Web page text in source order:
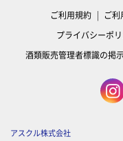
ご利用規約 ご
プライバシーポ
酒類販売管理者標識の掲
アスクル株式会社